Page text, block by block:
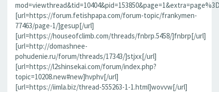
[url=https://forum.fetishpapa.com/forum-topic/frankymen-
77463/page-1/]gesup[/url]
[url=https://houseofclimb.com/threads/fnbrp.5458/]fnbrp[/url]
[url=http://domashnee-
pohudenie.ru/forum/threads/17343/]stjxx[/url]
[url=https://l2shinsekai.com/forum/index.php?
topic=10208.new#new]hvphv[/url]
[url=https://iimla.biz/thread-555263-1-1.html]wovvw[/url]